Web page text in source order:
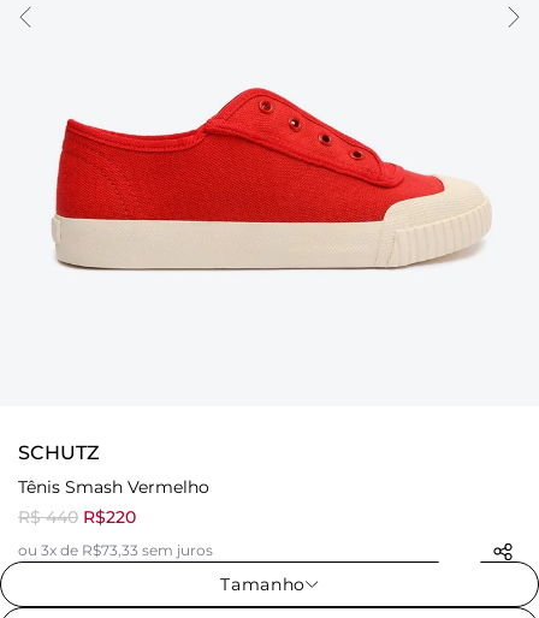
SCHUTZ
Tênis Smash Vermelho
R$ 440 R$220
ou 3x de R$73,33 sem juros
Tamanho